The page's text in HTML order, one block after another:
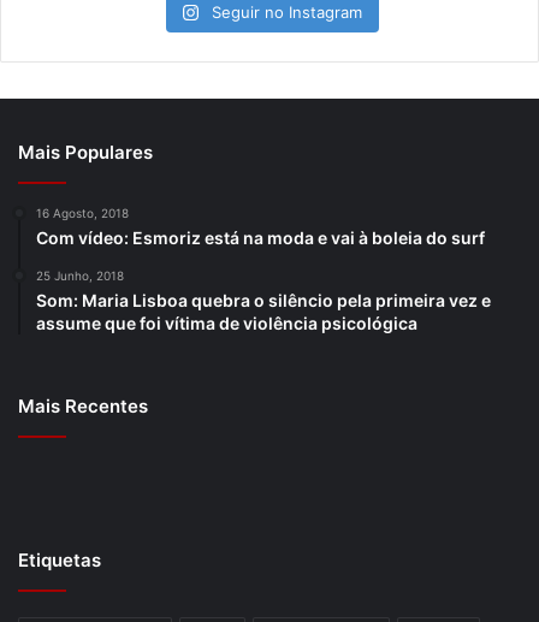
Seguir no Instagram
Mais Populares
16 Agosto, 2018
Com vídeo: Esmoriz está na moda e vai à boleia do surf
25 Junho, 2018
Som: Maria Lisboa quebra o silêncio pela primeira vez e
assume que foi vítima de violência psicológica
Mais Recentes
Etiquetas